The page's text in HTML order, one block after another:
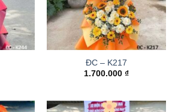
ĐC – K217
1.700.000 ₫